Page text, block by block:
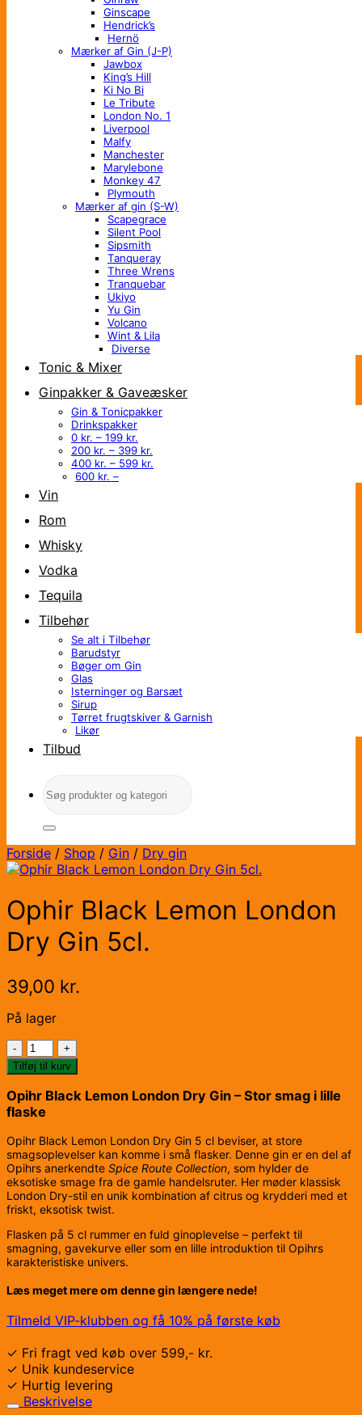
Ginscape
Hendrick’s
Hernö
Mærker af Gin (J-P)
Jawbox
King’s Hill
Ki No Bi
Le Tribute
London No. 1
Liverpool
Malfy
Manchester
Marylebone
Monkey 47
Plymouth
Mærker af gin (S-W)
Scapegrace
Silent Pool
Sipsmith
Tanqueray
Three Wrens
Tranquebar
Ukiyo
Yu Gin
Volcano
Wint & Lila
Diverse
Tonic & Mixer
Ginpakker & Gaveæsker
Gin & Tonicpakker
Drinkspakker
0 kr. – 199 kr.
200 kr. – 399 kr.
400 kr. – 599 kr.
600 kr. –
Vin
Rom
Whisky
Vodka
Tequila
Tilbehør
Se alt i Tilbehør
Barudstyr
Bøger om Gin
Glas
Isterninger og Barsæt
Sirup
Tørret frugtskiver & Garnish
Likør
Tilbud
efter:
Forside / Shop / Gin / Dry gin
Ophir Black Lemon London
Dry Gin 5cl.
39,00 kr.
På lager
Ophir
Black
Lemon
London
Dry
5cl.
antal
Tilføj til kurv
Opihr Black Lemon London Dry Gin – Stor smag i lille
flaske
Opihr Black Lemon London Dry Gin 5 cl beviser, at store
smagsoplevelser kan komme i små flasker. Denne gin er en del af
Opihrs anerkendte Spice Route Collection, som hylder de
eksotiske smage fra de gamle handelsruter. Her møder klassisk
London Dry-stil en unik kombination af citrus og krydderi med et
friskt, eksotisk twist.
Flasken på 5 cl rummer en fuld ginoplevelse – perfekt til
smagning, gavekurve eller som en lille introduktion til Opihrs
karakteristiske univers.
Læs meget mere om denne gin længere nede!
Tilmeld VIP-klubben og få 10% på første køb
✓ Fri fragt ved køb over 599,- kr.
✓ Unik kundeservice
✓ Hurtig levering
Beskrivelse